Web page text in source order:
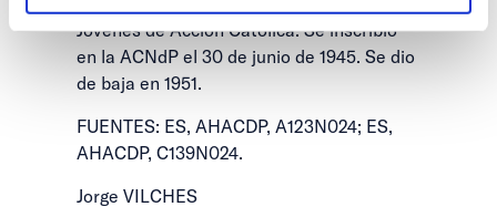
Jóvenes de Acción Católica. Se inscribió
en la ACNdP el 30 de junio de 1945. Se dio
de baja en 1951.
FUENTES: ES, AHACDP, A123N024; ES,
AHACDP, C139N024.
Jorge VILCHES